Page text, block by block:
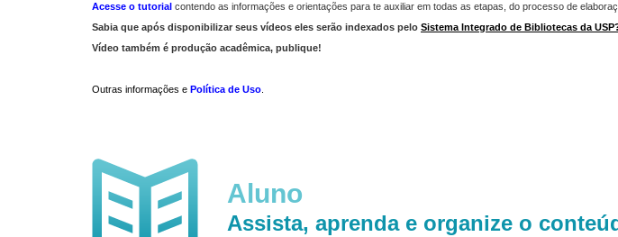
Acesse o tutorial contendo as informações e orientações para te auxiliar em todas as etapas, do processo de
Sabia que após disponibilizar seus vídeos eles serão indexados pelo Sistema Integrado de Bibliotecas da
Vídeo também é produção acadêmica, publique!
Outras informações e Política de Uso
Aluno
Assista, aprenda e organize o